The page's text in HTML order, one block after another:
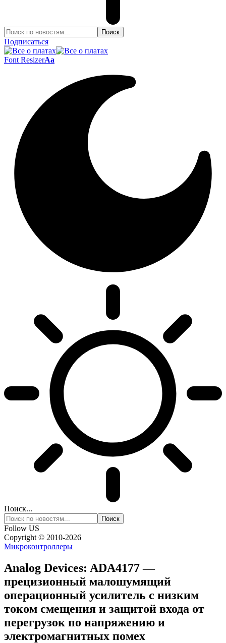
Подписаться
Font ResizerAa
Поиск...
Follow US
Copyright © 2010-2026
Микроконтроллеры
Analog Devices: ADA4177 —
прецизионный малошумящий
операционный усилитель с низким
током смещения и защитой входа от
перегрузок по напряжению и
электромагнитных помех